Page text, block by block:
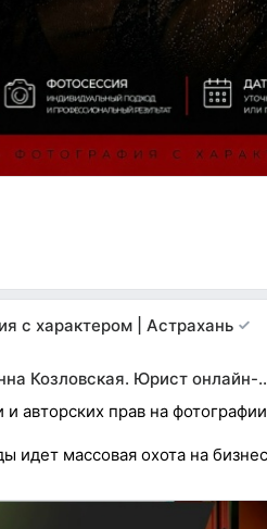
с характером | Астрахань
Анна Козловская.
авторских прав на
идет массовая охота на